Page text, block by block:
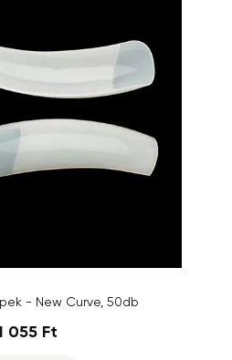
- New Curve, 50db
055 Ft